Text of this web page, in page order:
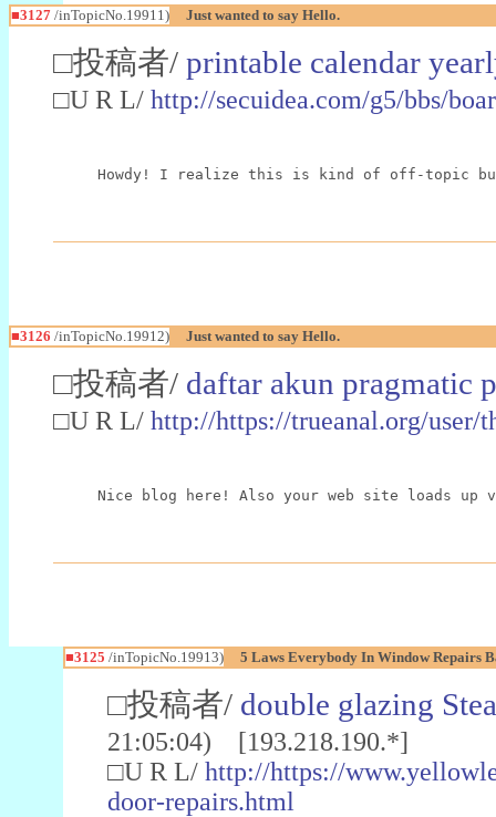
■3127 /inTopicNo.19911) Just wanted to say Hello.
□投稿者/ printable calendar
□U R L/ http://secuidea.com/g5/bbs/
Howdy! I realize this is kind of off-topic but
■3126 /inTopicNo.19912) Just wanted to say Hello.
□投稿者/ daftar akun pragmatic
□U R L/ http://https://trueanal.org/user/
Nice blog here! Also your web site loads
■3125 /inTopicNo.19913) 5 Laws Everybody In Window Repairs
□投稿者/ double glazing
21:05:04) [193.218.190.*]
□U R L/ http://https://
door-repairs.html